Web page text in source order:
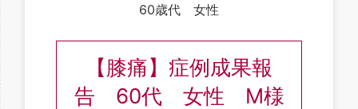
60歳代 女性
【膝痛】症例成果報
告 60代 女性 M様